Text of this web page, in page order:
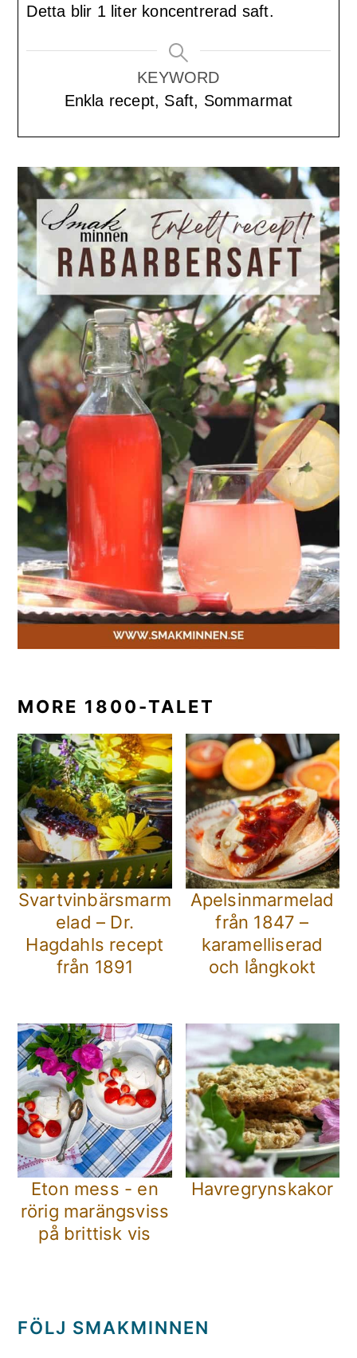
Detta blir 1 liter koncentrerad saft.
KEYWORD
Enkla recept, Saft, Sommarmat
MORE 1800-TALET
Svartvinbärsmarm
elad – Dr.
Hagdahls recept
från 1891
Apelsinmarmelad
från 1847 –
karamelliserad
och långkokt
Eton mess - en
rörig marängsviss
på brittisk vis
Havregrynskakor
FÖLJ SMAKMINNEN